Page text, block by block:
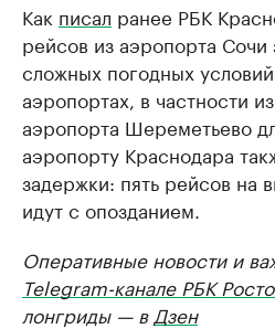
Как писал ранее РБК
рейсов из аэропорта Сочи
сложных погодных
аэропортах, в частности
аэропорта Шереметьево
аэропорту Краснодара
задержки: пять рейсов на
идут с опозданием.
Оперативные новости и
Telegram-канале РБК
лонгриды — в Дзен